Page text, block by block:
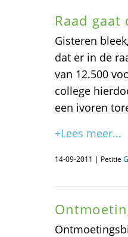
Raad gaat
Gisteren
dat er in de
van 12.500
college
een ivoren
+Lees meer...
14-09-2011 | Petitie